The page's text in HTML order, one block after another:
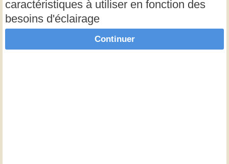
caractéristiques à utiliser en fonction des
besoins d'éclairage
Continuer